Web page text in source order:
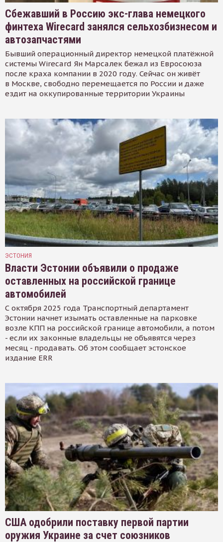
Сбежавший в Россию экс-глава немецкого
финтеха Wirecard занялся сельхозбизнесом и
автозапчастями
Бывший операционный директор немецкой платёжной
системы Wirecard Ян Марсалек бежал из Евросоюза
после краха компании в 2020 году. Сейчас он живёт
в Москве, свободно перемещается по России и даже
ездит на оккупированные территории Украины
ЭСТОНИЯ
Власти Эстонии объявили о продаже
оставленных на российской границе
автомобилей
С октября 2025 года Транспортный департамент
Эстонии начнет изымать оставленные на парковке
возле КПП на российской границе автомобили, а потом
- если их законные владельцы не объявятся через
месяц - продавать. Об этом сообщает эстонское
издание ERR
США одобрили поставку первой партии
оружия Украине за счет союзников